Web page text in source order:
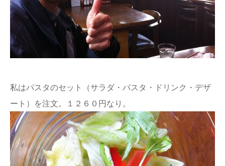
私はパスタのセット（サラダ・パスタ・ドリンク・デザ
ート）を注文。１２６０円なり。